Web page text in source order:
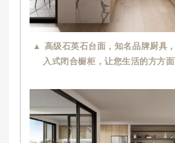
▲ 高级石英石台面，知名品牌厨具
入式闭合橱柜，让您生活的方方面